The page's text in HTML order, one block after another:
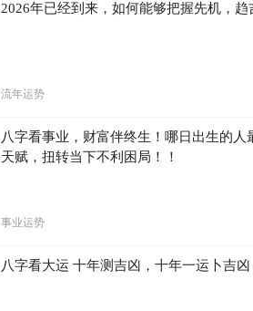
2026年已经到来，如何能够把握先机，
流年运势
八字看事业，财富伴终生！哪日出生的
天赋，扭转当下不利困局！！
事业运势
八字看大运 十年测吉凶，十年一运卜吉凶